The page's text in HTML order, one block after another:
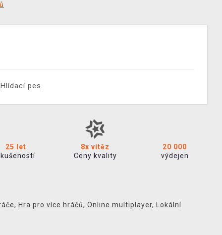
Hlídací pes
25 let
8x vítěz
Ceny kvality
20 000
výdejen
, Hra pro více hráčů, Online multiplayer, Lokální